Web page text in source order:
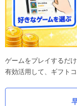
ゲームをプレイするだ
有効活用して、ギフト